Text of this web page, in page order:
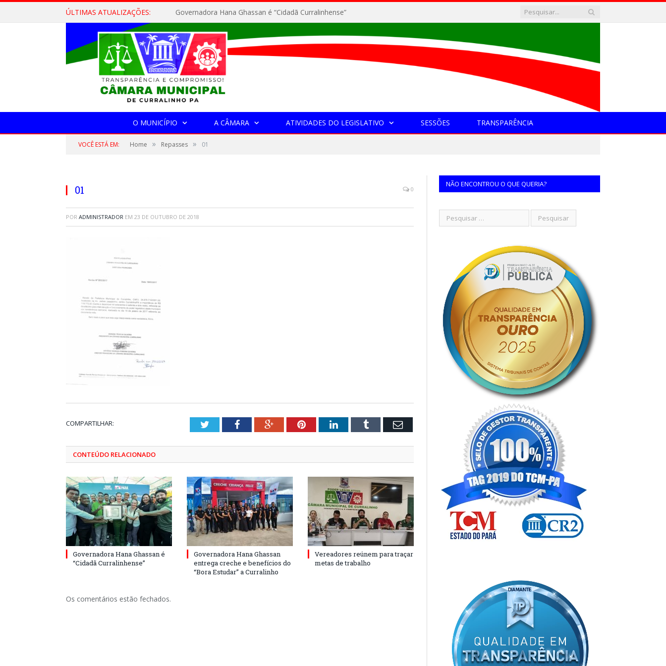
ÚLTIMAS ATUALIZAÇÕES: Governadora Hana Ghassan é “Cidadã Curralinhense”
O MUNICÍPIO A CÂMARA ATIVIDADES DO LEGISLATIVO SESSÕES TRANSPARÊNCIA
VOCÊ ESTÁ EM: Home » Repasses » 01
01 0
POR ADMINISTRADOR EM 23 DE OUTUBRO DE 2018
COMPARTILHAR: TwitterFacebookGoogle+PinterestLinkedInTumblr Email
CONTEÚDO RELACIONADO
Governadora Hana Ghassan é
“Cidadã Curralinhense”
Governadora Hana Ghassan
entrega creche e benefícios do
“Bora Estudar” a Curralinho
Vereadores reúnem para traçar
metas de trabalho
Os comentários estão fechados.
NÃO ENCONTROU O QUE QUERIA?